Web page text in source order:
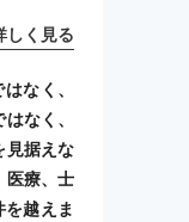
しく見る
なく、
なく、
見据えな
医療、士
越えま